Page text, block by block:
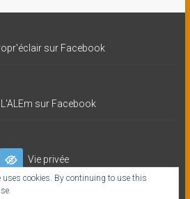
sur Facebook
L'ALEm sur Facebook
Vie privée
uses cookies. By continuing to use this